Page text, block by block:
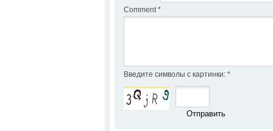
Comment *
Введите символы с картинки: *